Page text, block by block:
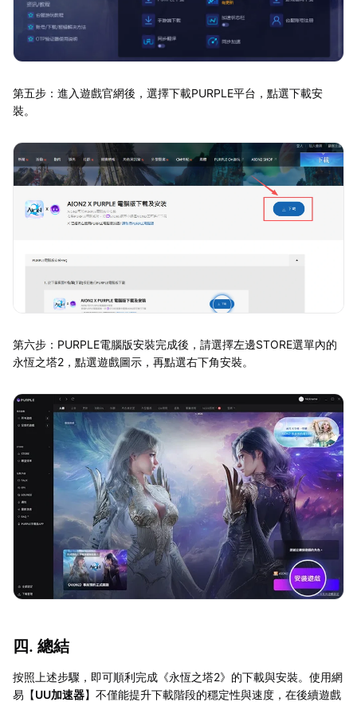
第五步：進入遊戲官網後，選擇下載PURPLE平台，點選下載安
裝。
第六步：PURPLE電腦版安裝完成後，請選擇左邊STORE選單內的
永恆之塔2，點選遊戲圖示，再點選右下角安裝。
四. 總結
按照上述步驟，即可順利完成《永恆之塔2》的下載與安裝。使用網
易【UU加速器】不僅能提升下載階段的穩定性與速度，在後續遊戲